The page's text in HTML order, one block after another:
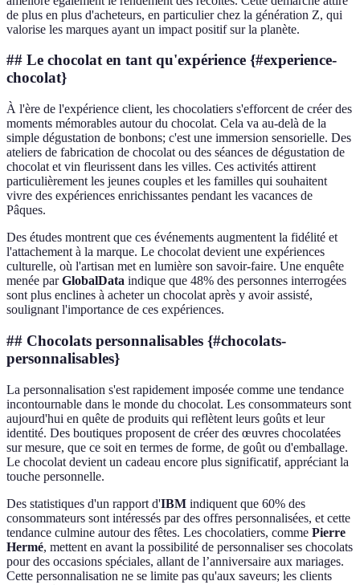
de plus en plus d'acheteurs, en particulier chez la génération Z, qui
valorise les marques ayant un impact positif sur la planète.
## Le chocolat en tant qu'expérience {#experience-
chocolat}
À l'ère de l'expérience client, les chocolatiers s'efforcent de créer des
moments mémorables autour du chocolat. Cela va au-delà de la
simple dégustation de bonbons; c'est une immersion sensorielle. Des
ateliers de fabrication de chocolat ou des séances de dégustation de
chocolat et vin fleurissent dans les villes. Ces activités attirent
particulièrement les jeunes couples et les familles qui souhaitent
vivre des expériences enrichissantes pendant les vacances de
Pâques.
Des études montrent que ces événements augmentent la fidélité et
l'attachement à la marque. Le chocolat devient une expériences
culturelle, où l'artisan met en lumière son savoir-faire. Une enquête
menée parGlobalData indique que 48% des personnes interrogées
sont plus enclines à acheter un chocolat après y avoir assisté,
soulignant l'importance de ces expériences.
## Chocolats personnalisables {#chocolats-
personnalisables}
La personnalisation s'est rapidement imposée comme une tendance
incontournable dans le monde du chocolat. Les consommateurs sont
aujourd'hui en quête de produits qui reflètent leurs goûts et leur
identité. Des boutiques proposent de créer des œuvres chocolatées
sur mesure, que ce soit en termes de forme, de goût ou d'emballage.
Le chocolat devient un cadeau encore plus significatif, appréciant la
touche personnelle.
Des statistiques d'un rapport d'IBM indiquent que 60% des
consommateurs sont intéressés par des offres personnalisées, et cette
tendance culmine autour des fêtes. Les chocolatiers, comme Pierre
Hermé, mettent en avant la possibilité de personnaliser ses chocolats
pour des occasions spéciales, allant de l’anniversaire aux mariages.
Cette personnalisation ne se limite pas qu'aux saveurs; les clients